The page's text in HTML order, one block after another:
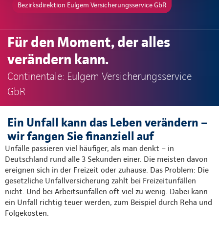
Bezirksdirektion Eulgem Versicherungsservice GbR
Für den Moment, der alles
verändern kann.
Continentale: Eulgem Versicherungsservice
GbR
Ein Unfall kann das Leben verändern –
wir fangen Sie finanziell auf
Unfälle passieren viel häufiger, als man denkt – in
Deutschland rund alle 3 Sekunden einer. Die meisten davon
ereignen sich in der Freizeit oder zuhause. Das Problem: Die
gesetzliche Unfallversicherung zahlt bei Freizeitunfällen
nicht. Und bei Arbeitsunfällen oft viel zu wenig. Dabei kann
ein Unfall richtig teuer werden, zum Beispiel durch Reha und
Folgekosten.